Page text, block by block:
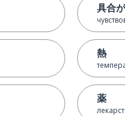
具合
熱
薬